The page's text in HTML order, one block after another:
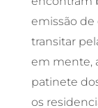
emissão de
transitar
em mente,
patinete
os